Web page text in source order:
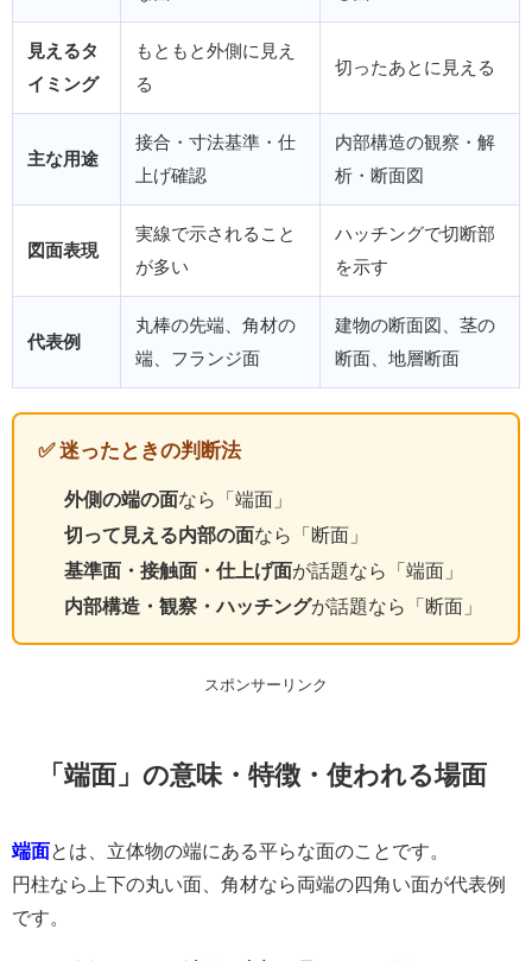
見えるタ
イミング
もともと外側に見え
る
切ったあとに見える
主な用途
接合・寸法基準・仕
上げ確認
内部構造の観察・解
析・断面図
図面表現
実線で示されること
が多い
ハッチングで切断部
を示す
代表例
丸棒の先端、角材の
端、フランジ面
建物の断面図、茎の
断面、地層断面
✅ 迷ったときの判断法
外側の端の面なら「端面」
切って見える内部の面なら「断面」
基準面・接触面・仕上げ面が話題なら「端面」
内部構造・観察・ハッチングが話題なら「断面」
スポンサーリンク
「端面」の意味・特徴・使われる場面
端面とは、立体物の端にある平らな面のことです。
円柱なら上下の丸い面、角材なら両端の四角い面が代表例
です。